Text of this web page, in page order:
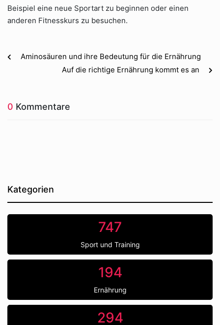
Beispiel eine neue Sportart zu beginnen oder einen
anderen Fitnesskurs zu besuchen.
Aminosäuren und ihre Bedeutung für die Ernährung
Auf die richtige Ernährung kommt es an
0 Kommentare
Kategorien
747
Sport und Training
194
Ernährung
294